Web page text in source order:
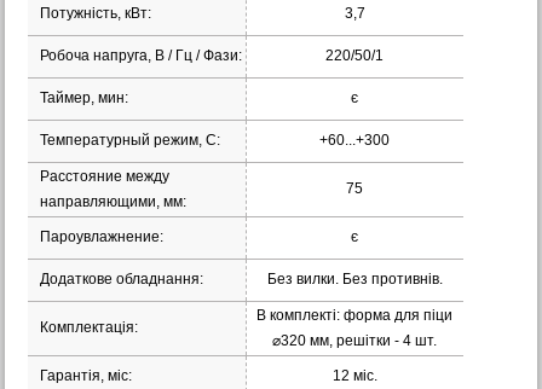
Потужність, кВт: 3,7
Робоча напруга, В / Гц / Фази: 220/50/1
Таймер, мин: є
Температурный режим, С: +60...+300
Расстояние между
направляющими, мм:
75
Пароувлажнение: є
Додаткове обладнання: Без вилки. Без противнів.
Комплектація:
В комплекті: форма для піци
⌀320 мм, решітки - 4 шт.
Гарантія, міс: 12 міс.